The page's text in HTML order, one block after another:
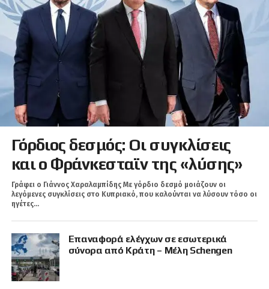
Γόρδιος δεσμός: Οι συγκλίσεις
και ο Φράνκεσταϊν της «λύσης»
Γράφει ο Γιάννος Χαραλαμπίδης Με γόρδιο δεσμό μοιάζουν οι
λεγόμενες συγκλίσεις στο Κυπριακό, που καλούνται να λύσουν τόσο οι
ηγέτες...
Επαναφορά ελέγχων σε εσωτερικά
σύνορα από Κράτη – Μέλη Schengen